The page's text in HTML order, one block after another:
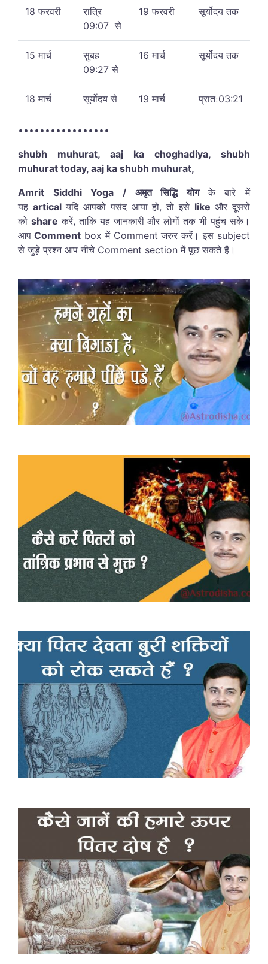
18 फरवरी
रात्रि
09:07 से
19 फरवरी सूर्योदय तक
15 मार्च
सुबह
09:27 से
16 मार्च सूर्योदय तक
18 मार्च सूर्योदय से 19 मार्च प्रातः03:21
•••••••••••••••••
shubh muhurat, aaj ka choghadiya, shubh
muhurat today, aaj ka shubh muhurat,
Amrit Siddhi Yoga / अमृत सिद्धि योगके बारे में
यह articalयदि आपको पसंद आया हो, तो इसे like और दूसरों
को share करें, ताकि यह जानकारी और लोगों तक भी पहुंच सके।
आप Commentbox में Comment जरुर करें। इस subject
से जुड़े प्रश्न आप नीचे Comment section में पूछ सकते हैं।